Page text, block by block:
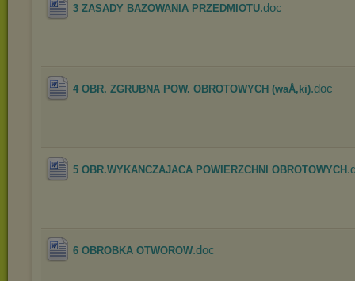
3 ZASADY BAZOWANIA PRZEDMIOTU.doc
4 OBR. ZGRUBNA POW. OBROTOWYCH (waÅ‚ki).doc
5 OBR.WYKANCZAJACA POWIERZCHNI OBROTOWYCH
6 OBROBKA OTWOROW.doc